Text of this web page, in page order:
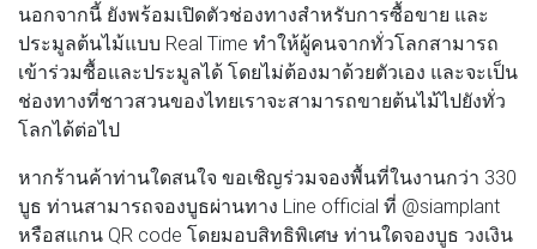
นอกจากนี้ ยังพร้อมเปิดตัวช่องทางสำหรับการซื้อขาย และ
ประมูลต้นไม้แบบ Real Time ทำให้ผู้คนจากทั่วโลกสามารถ
เข้าร่วมซื้อและประมูลได้ โดยไม่ต้องมาด้วยตัวเอง และจะเป็น
ช่องทางที่ชาวสวนของไทยเราจะสามารถขายต้นไม้ไปยังทั่ว
โลกได้ต่อไป
หากร้านค้าท่านใดสนใจ ขอเชิญร่วมจองพื้นที่ในงานกว่า 330
บูธ ท่านสามารถจองบูธผ่านทาง Line official ที่ @siamplant
หรือสแกน QR code โดยมอบสิทธิพิเศษ ท่านใดจองบูธ วงเงิน